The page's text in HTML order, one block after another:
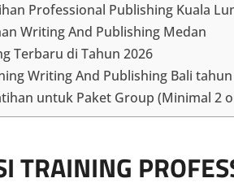
Professional Publishing Kuala
Writing And Publishing Medan
Terbaru di Tahun 2026
Writing And Publishing Bali tahun
untuk Paket Group (Minimal 2
TRAINING